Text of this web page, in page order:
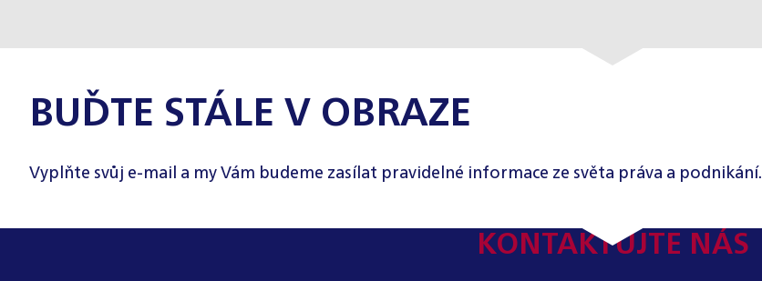
BUĎTE STÁLE V OBRAZE
Vyplňte svůj e-mail a my Vám budeme zasílat pravidelné informace ze světa práva a podnikání.
KONTAKTUJTE NÁS